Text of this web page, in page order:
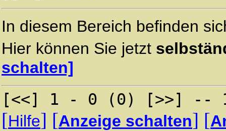
In diesem Bereich befinden
Hier können Sie jetzt
schalten]
[<<] 1 - 0 (0) [>>] --
[Hilfe] [Anzeige schalten] [